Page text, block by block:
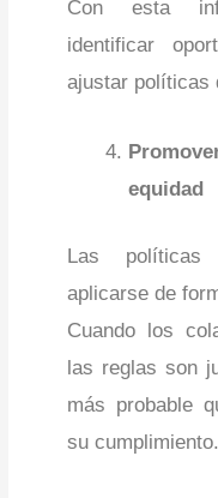
Con esta
identificar
ajustar políticas
equidad
Las
aplicarse de
Cuando los
las reglas son
más probable
su cumplimiento.